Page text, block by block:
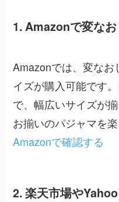
1. Amazonで変な
Amazonでは、変な
イズが購入可能です
で、幅広いサイズが
お揃いのパジャマを
Amazonで確認する
2. 楽天市場や